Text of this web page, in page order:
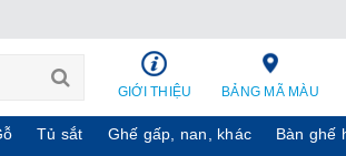
GIỚI THIỆU BẢNG MÃ MÀU
Tủ sắt Ghế gấp, nan, khác Bàn ghế